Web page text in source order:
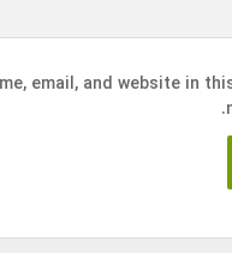
email, and website in